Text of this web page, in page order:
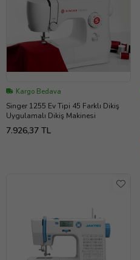
Kargo Bedava
Singer 1255 Ev Tipi 45 Farklı Dikiş
Uygulamalı Dikiş Makinesi
7.926,37 TL